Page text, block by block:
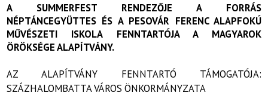
A SUMMERFEST RENDEZŐJE A FORRÁS
NÉPTÁNCEGYÜTTES ÉS A PESOVÁR FERENC ALAPFOKÚ
MŰVÉSZETI ISKOLA FENNTARTÓJA A MAGYAROK
ÖRÖKSÉGE ALAPÍTVÁNY.
AZ ALAPÍTVÁNY FENNTARTÓ TÁMOGATÓJA:
SZÁZHALOMBATTA VÁROS ÖNKORMÁNYZATA